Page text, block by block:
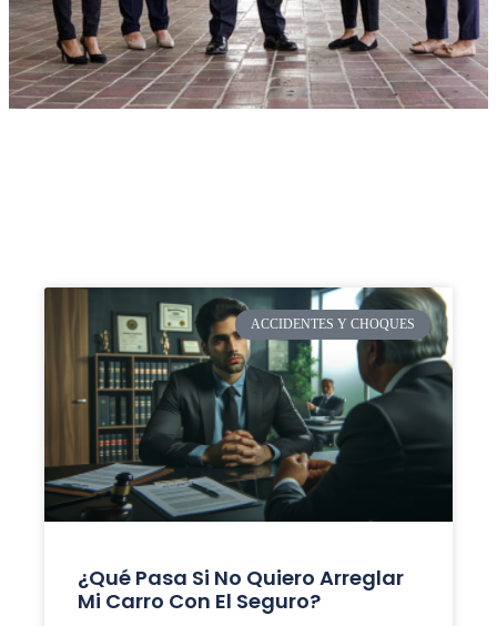
ACCIDENTES Y CHOQUES
¿Qué Pasa Si No Quiero Arreglar
Mi Carro Con El Seguro?